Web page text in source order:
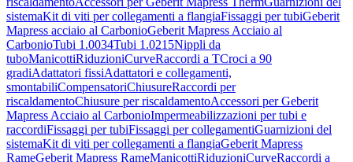
sistemaKit di viti per collegamenti a flangiaFissaggi per tubiGeberit
Mapress acciaio al CarbonioGeberit Mapress Acciaio al
CarbonioTubi 1.0034Tubi 1.0215Nippli da
tuboManicottiRiduzioniCurveRaccordi a TCroci a 90
gradiAdattatori fissiAdattatori e collegamenti,
smontabiliCompensatoriChiusureRaccordi per
riscaldamentoChiusure per riscaldamentoAccessori per Geberit
Mapress Acciaio al CarbonioImpermeabilizzazioni per tubi e
raccordiFissaggi per tubiFissaggi per collegamentiGuarnizioni del
sistemaKit di viti per collegamenti a flangiaGeberit Mapress
RameGeberit Mapress RameManicottiRiduzioniCurveRaccordi a